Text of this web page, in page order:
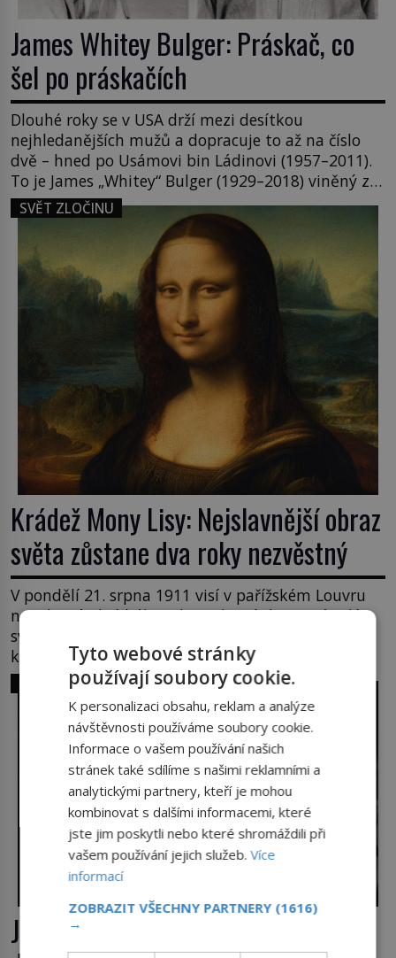
James Whitey Bulger: Práskač, co
šel po práskačích
Dlouhé roky se v USA drží mezi desítkou
nejhledanějších mužů a dopracuje to až na číslo
dvě – hned po Usámovi bin Ládinovi (1957–2011).
To je James „Whitey“ Bulger (1929–2018) viněný ze
spoluúčasti na 19 vraždách, vydírání a lichvy. A
samozřejmě, krom toho je ještě drogový dealer,
který neváhá odstranit z cesty všechny práskače,
zatímco […]
SVĚT ZLOČINU
Krádež Mony Lisy: Nejslavnější obraz
světa zůstane dva roky nezvěstný
V pondělí 21. srpna 1911 visí v pařížském Louvru
na zdi prázdné háky. Obraz, který dnes zná celý
svět, je pryč. Zpočátku si nikdo nemyslí, že jde o
krádež. Zaměstnanci jsou přesvědčeni, že Mona
Lisa je jen v restaurátorské dílně nebo u fotografa.
Když se ukáže pravda, propukne jeden z největších
honů na zloděje v […]
SVĚT ZLOČINU
José Pereira: Místo manželky 12letá
Tyto webové stránky
používají soubory cookie.
K personalizaci obsahu, reklam a analýze
návštěvnosti používáme soubory cookie.
Informace o vašem používání našich
stránek také sdílíme s našimi reklamními a
analytickými partnery, kteří je mohou
kombinovat s dalšími informacemi, které
jste jim poskytli nebo které shromáždili při
vašem používání jejich služeb.Více
informací
ZOBRAZIT VŠECHNY PARTNERY (1616)
→